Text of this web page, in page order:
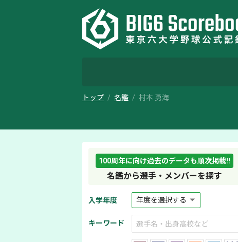
トップ 名鑑 村本 勇海
100周年に向け過去のデータも順次掲載!!
名鑑から選手・メンバーを探す
入学年度
キーワード